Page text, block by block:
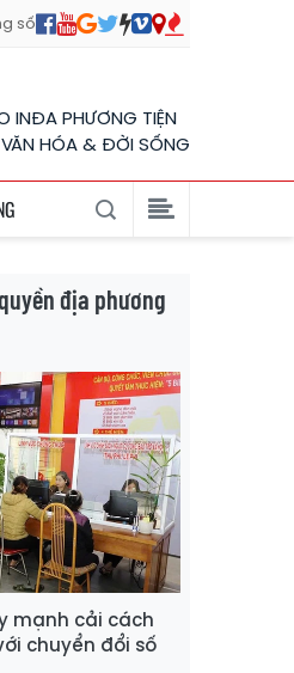
số
INĐA PHƯƠNG TIỆN
HÓA & ĐỜI SỐNG
địa phương
mạnh cải cách
chuyển đổi số